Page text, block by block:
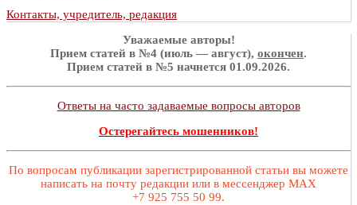
Контакты, учредитель, редакция
Уважаемые авторы!
Прием статей в №4 (июль — август), окончен.
Прием статей в №5 начнется 01.09.2026.
Ответы на часто задаваемые вопросы авторов
Остерегайтесь мошенников!
По вопросам публикации зарегистрированной статьи вы можете
написать на почту редакции или в мессенджер MAX
+7 925 755 50 99.